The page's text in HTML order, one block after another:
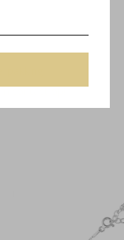
contact op!